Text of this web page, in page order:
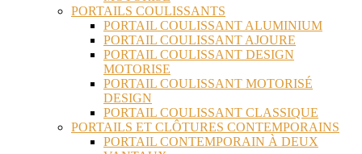
PORTAILS COULISSANTS
PORTAIL COULISSANT ALUMINIUM
PORTAIL COULISSANT AJOURE
PORTAIL COULISSANT DESIGN
MOTORISE
PORTAIL COULISSANT MOTORISÉ
DESIGN
PORTAIL COULISSANT CLASSIQUE
PORTAILS ET CLÔTURES CONTEMPORAINS
PORTAIL CONTEMPORAIN À DEUX